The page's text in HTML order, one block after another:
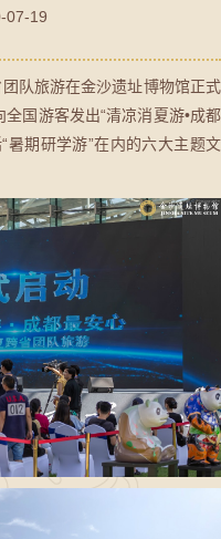
07-19
队旅游在金沙遗址博物馆正式
国游客发出“清凉消夏游•成都
暑期研学游”在内的六大主题文